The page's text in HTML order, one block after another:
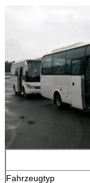
Fahrzeugtyp